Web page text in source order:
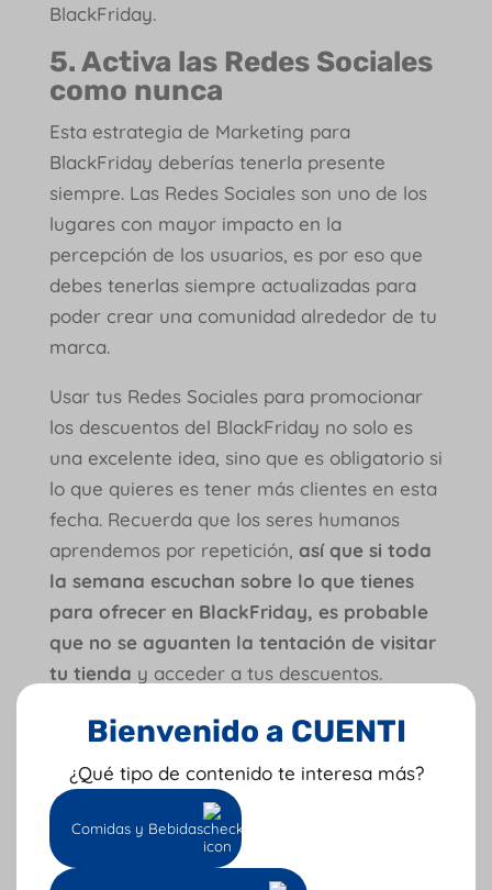
BlackFriday.
5. Activa las Redes Sociales
como nunca
Esta estrategia de Marketing para
BlackFriday deberías tenerla presente
siempre. Las Redes Sociales son uno de los
lugares con mayor impacto en la
percepción de los usuarios, es por eso que
debes tenerlas siempre actualizadas para
poder crear una comunidad alrededor de tu
marca.
Usar tus Redes Sociales para promocionar
los descuentos del BlackFriday no solo es
una excelente idea, sino que es obligatorio si
lo que quieres es tener más clientes en esta
fecha. Recuerda que los seres humanos
aprendemos por repetición, así que si toda
la semana escuchan sobre lo que tienes
para ofrecer en BlackFriday, es probable
que no se aguanten la tentación de visitar
tu tienda y acceder a tus descuentos.
6. Productos destacados
Elige uno o varios productos que quieras
destacar para el BlackFriday
tenerlos identificados es momento de
decirle a tus clientes porqué necesitan ese
producto en sus vidas.
Bienvenido a CUENTI
¿Qué tipo de contenido te interesa más?
Comidas y Bebidas